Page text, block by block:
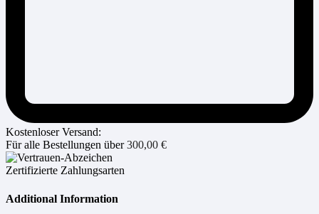
Kostenloser Versand:
Für alle Bestellungen über300,00 €
Zertifizierte Zahlungsarten
Additional Information